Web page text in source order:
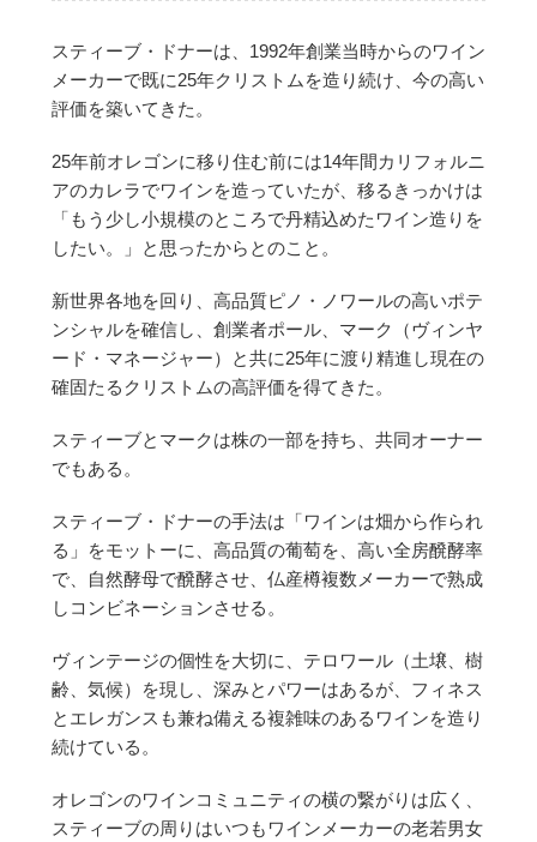
スティーブ・ドナーは、1992年創業当時からのワイン
メーカーで既に25年クリストムを造り続け、今の高い
評価を築いてきた。
25年前オレゴンに移り住む前には14年間カリフォルニ
アのカレラでワインを造っていたが、移るきっかけは
「もう少し小規模のところで丹精込めたワイン造りを
したい。」と思ったからとのこと。
新世界各地を回り、高品質ピノ・ノワールの高いポテ
ンシャルを確信し、創業者ポール、マーク（ヴィンヤ
ード・マネージャー）と共に25年に渡り精進し現在の
確固たるクリストムの高評価を得てきた。
スティーブとマークは株の一部を持ち、共同オーナー
でもある。
スティーブ・ドナーの手法は「ワインは畑から作られ
る」をモットーに、高品質の葡萄を、高い全房醗酵率
で、自然酵母で醗酵させ、仏産樽複数メーカーで熟成
しコンビネーションさせる。
ヴィンテージの個性を大切に、テロワール（土壌、樹
齢、気候）を現し、深みとパワーはあるが、フィネス
とエレガンスも兼ね備える複雑味のあるワインを造り
続けている。
オレゴンのワインコミュニティの横の繋がりは広く、
スティーブの周りはいつもワインメーカーの老若男女